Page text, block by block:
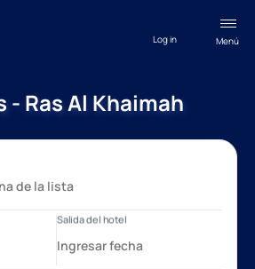
Menú
Log in
- Ras Al Khaimah